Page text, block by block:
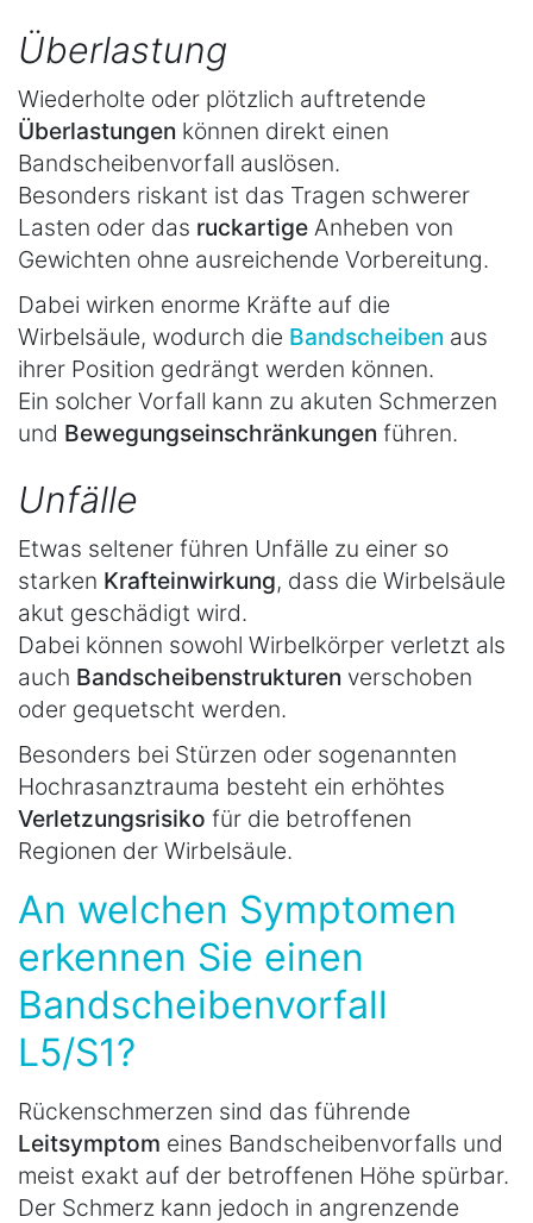
Überlastung
Wiederholte oder plötzlich auftretende
Überlastungen können direkt einen
Bandscheibenvorfall auslösen.
Besonders riskant ist das Tragen schwerer
Lasten oder das ruckartige Anheben von
Gewichten ohne ausreichende Vorbereitung.
Dabei wirken enorme Kräfte auf die
Wirbelsäule, wodurch die Bandscheiben aus
ihrer Position gedrängt werden können.
Ein solcher Vorfall kann zu akuten Schmerzen
und Bewegungseinschränkungen führen.
Unfälle
Etwas seltener führen Unfälle zu einer so
starken Krafteinwirkung, dass die Wirbelsäule
akut geschädigt wird.
Dabei können sowohl Wirbelkörper verletzt als
auch Bandscheibenstrukturen verschoben
oder gequetscht werden.
Besonders bei Stürzen oder sogenannten
Hochrasanztrauma besteht ein erhöhtes
Verletzungsrisiko für die betroffenen
Regionen der Wirbelsäule.
An welchen Symptomen
erkennen Sie einen
Bandscheibenvorfall
L5/S1?
Rückenschmerzen sind das führende
Leitsymptom eines Bandscheibenvorfalls und
meist exakt auf der betroffenen Höhe spürbar.
Der Schmerz kann jedoch in angrenzende